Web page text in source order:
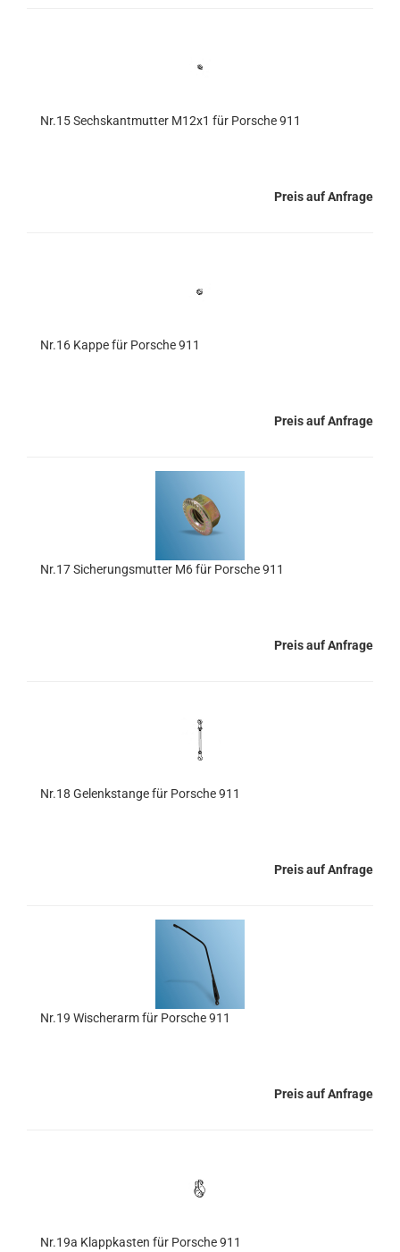
Nr.15 Sechskantmutter M12x1 für Porsche 911
Preis auf Anfrage
Nr.16 Kappe für Porsche 911
Preis auf Anfrage
Nr.17 Sicherungsmutter M6 für Porsche 911
Preis auf Anfrage
Nr.18 Gelenkstange für Porsche 911
Preis auf Anfrage
Nr.19 Wischerarm für Porsche 911
Preis auf Anfrage
Nr.19a Klappkasten für Porsche 911